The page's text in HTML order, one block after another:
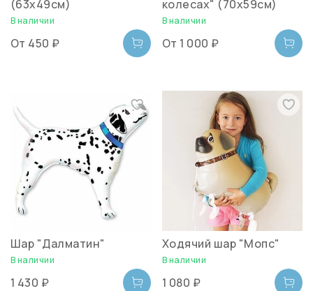
(63х49см)
В наличии
От 450 ₽
колесах" (70х59см)
В наличии
От 1 000 ₽
Шар "Далматин"
В наличии
1 430 ₽
Ходячий шар "Мопс"
В наличии
1 080 ₽